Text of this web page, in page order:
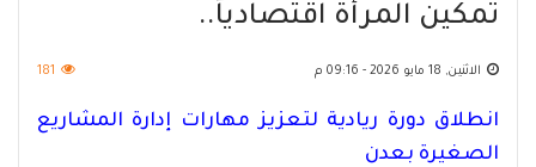
تمكين المرأة اقتصادياً..
الاثنين, 18 مايو 2026 - 09:16 م 181
انطلاق دورة ريادية لتعزيز مهارات إدارة المشاريع
الصغيرة بعدن